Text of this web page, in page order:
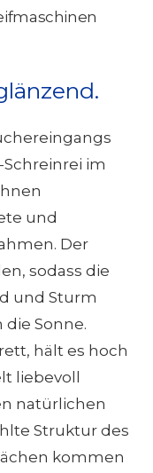
im
und
Der
sodass die
und Sturm
Sonne.
hält es hoch
liebevoll
natürlichen
Struktur des
kommen